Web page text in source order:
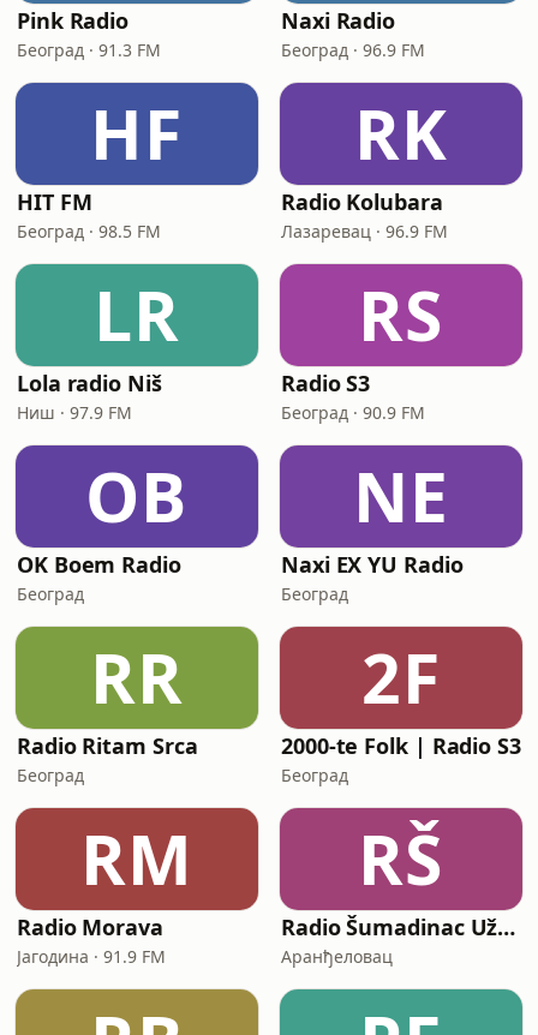
Pink Radio
Београд · 91.3 FM
Naxi Radio
Београд · 96.9 FM
HF
HIT FM
Београд · 98.5 FM
RK
Radio Kolubara
Лазаревац · 96.9 FM
LR
Lola radio Niš
Ниш · 97.9 FM
RS
Radio S3
Београд · 90.9 FM
OB
OK Boem Radio
Београд
NE
Naxi EX YU Radio
Београд
RR
Radio Ritam Srca
Београд
2F
2000-te Folk | Radio S3
Београд
RM
Radio Morava
Јагодина · 91.9 FM
RŠ
Radio Šumadinac Uživo
Аранђеловац